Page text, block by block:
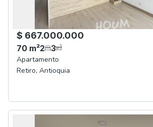
$ 667.000.000
70 m²2 3
Apartamento
Retiro, Antioquia